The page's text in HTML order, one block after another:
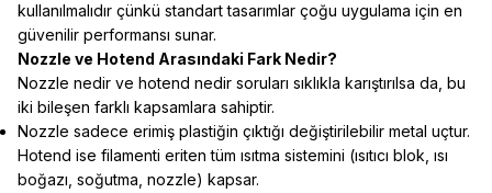
kullanılmalıdır çünkü standart tasarımlar çoğu uygulama için en
güvenilir performansı sunar.
Nozzle ve Hotend Arasındaki Fark Nedir?
Nozzle nedir ve hotend nedir soruları sıklıkla karıştırılsa da, bu
iki bileşen farklı kapsamlara sahiptir.
Nozzle sadece erimiş plastiğin çıktığı değiştirilebilir metal uçtur.
Hotend ise filamenti eriten tüm ısıtma sistemini (ısıtıcı blok, ısı
boğazı, soğutma, nozzle) kapsar.